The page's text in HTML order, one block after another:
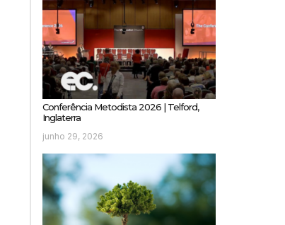
Conferência Metodista 2026 | Telford,
Inglaterra
junho 29, 2026